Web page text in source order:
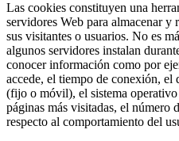
Las cookies constituyen una
servidores Web para almacenar y
sus visitantes o usuarios. No es
algunos servidores instalan
conocer información como por
accede, el tiempo de conexión, el
(fijo o móvil), el sistema
páginas más visitadas, el número
respecto al comportamiento del